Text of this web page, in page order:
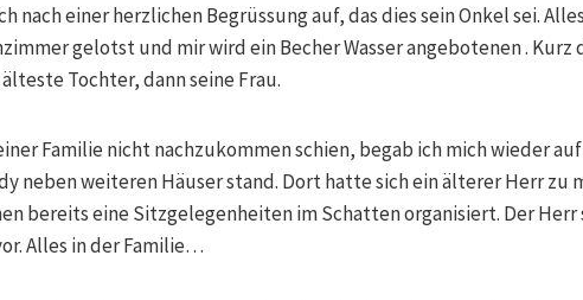
nach einer herzlichen Begrüssung auf, das dies sein Onkel sei.
gelotst und mir wird ein Becher Wasser angebotenen . Kurz
Tochter, dann seine Frau.
Familie nicht nachzukommen schien, begab ich mich wieder
neben weiteren Häuser stand. Dort hatte sich ein älterer Herr zu
bereits eine Sitzgelegenheiten im Schatten organisiert. Der Herr
Alles in der Familie…